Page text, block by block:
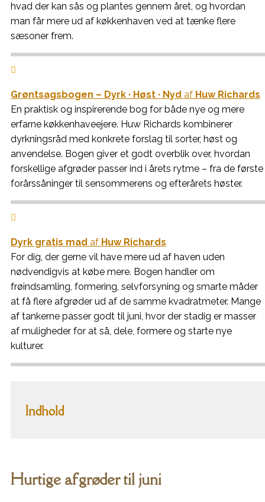
hvad der kan sås og plantes gennem året, og hvordan
man får mere ud af køkkenhaven ved at tænke flere
sæsoner frem.

Grøntsagsbogen – Dyrk · Høst · Nyd af Huw Richards
En praktisk og inspirerende bog for både nye og mere
erfarne køkkenhaveejere. Huw Richards kombinerer
dyrkningsråd med konkrete forslag til sorter, høst og
anvendelse. Bogen giver et godt overblik over, hvordan
forskellige afgrøder passer ind i årets rytme – fra de første
forårssåninger til sensommerens og efterårets høster.

Dyrk gratis mad af Huw Richards
For dig, der gerne vil have mere ud af haven uden
nødvendigvis at købe mere. Bogen handler om
frøindsamling, formering, selvforsyning og smarte måder
at få flere afgrøder ud af de samme kvadratmeter. Mange
af tankerne passer godt til juni, hvor der stadig er masser
af muligheder for at så, dele, formere og starte nye
kulturer.
Indhold
Hurtige afgrøder til juni